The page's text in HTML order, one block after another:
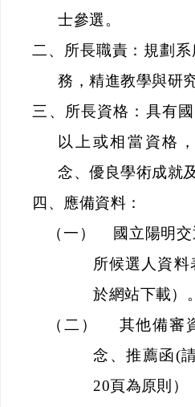
士參選。
二、 所長職責：規劃
務，精進教學與研
三、
所長資格：具有
以上或相當資格
念、優良學術成就
四、 應備資料：
（一）
國立陽明
所候選人資
於網站下載）。
（二）
其他備審
念、推薦函(
20頁為原則）